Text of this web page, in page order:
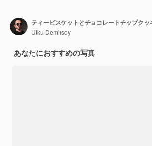
ティービスケットとチョコレートチップク
Utku Demirsoy
あなたにおすすめの写真